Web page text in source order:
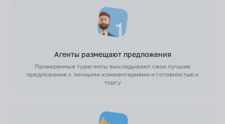
Агенты размещают предложения
Проверенные турагенты выкладывают свои лучшие
предложения с личными комментариями и готовностью к
торгу